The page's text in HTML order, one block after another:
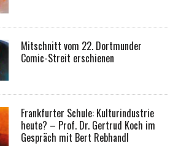
Mitschnitt vom 22. Dortmunder
Comic-Streit erschienen
Frankfurter Schule: Kulturindustrie
heute? – Prof. Dr. Gertrud Koch im
Gespräch mit Bert Rebhandl